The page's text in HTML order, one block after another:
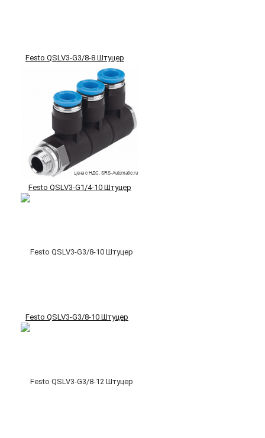
Festo QSLV3-G3/8-8 Штуцер
Festo QSLV3-G1/4-10 Штуцер
Festo QSLV3-G3/8-10 Штуцер